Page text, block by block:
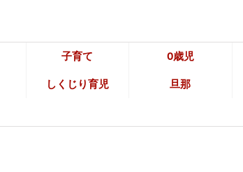
子育て 0歳児
しくじり育児 旦那